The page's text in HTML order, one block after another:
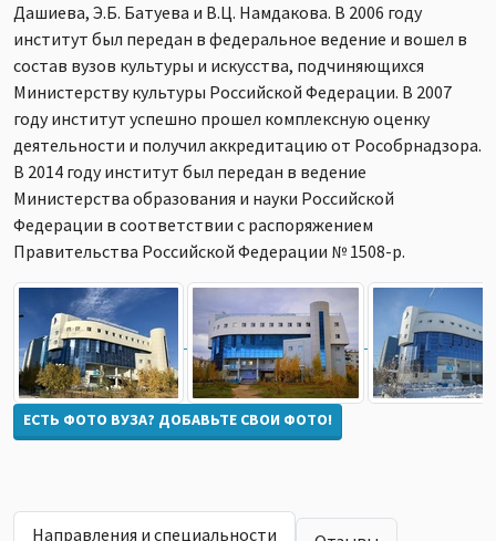
Дашиева, Э.Б. Батуева и В.Ц. Намдакова. В 2006 году
институт был передан в федеральное ведение и вошел в
состав вузов культуры и искусства, подчиняющихся
Министерству культуры Российской Федерации. В 2007
году институт успешно прошел комплексную оценку
деятельности и получил аккредитацию от Рособрнадзора.
В 2014 году институт был передан в ведение
Министерства образования и науки Российской
Федерации в соответствии с распоряжением
Правительства Российской Федерации № 1508-р.
ЕСТЬ ФОТО ВУЗА? ДОБАВЬТЕ СВОИ ФОТО!
Направления и специальности